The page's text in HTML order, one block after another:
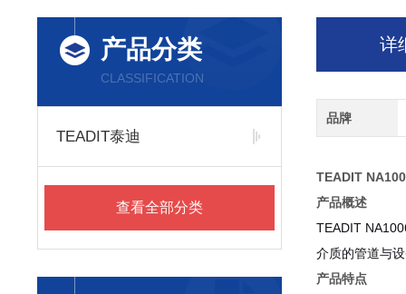
产品分类
CLASSIFICATION
TEADIT泰迪
查看全部分类
详
品牌
TEADIT
产品概述
TEADIT
介质的管道与
产品特点